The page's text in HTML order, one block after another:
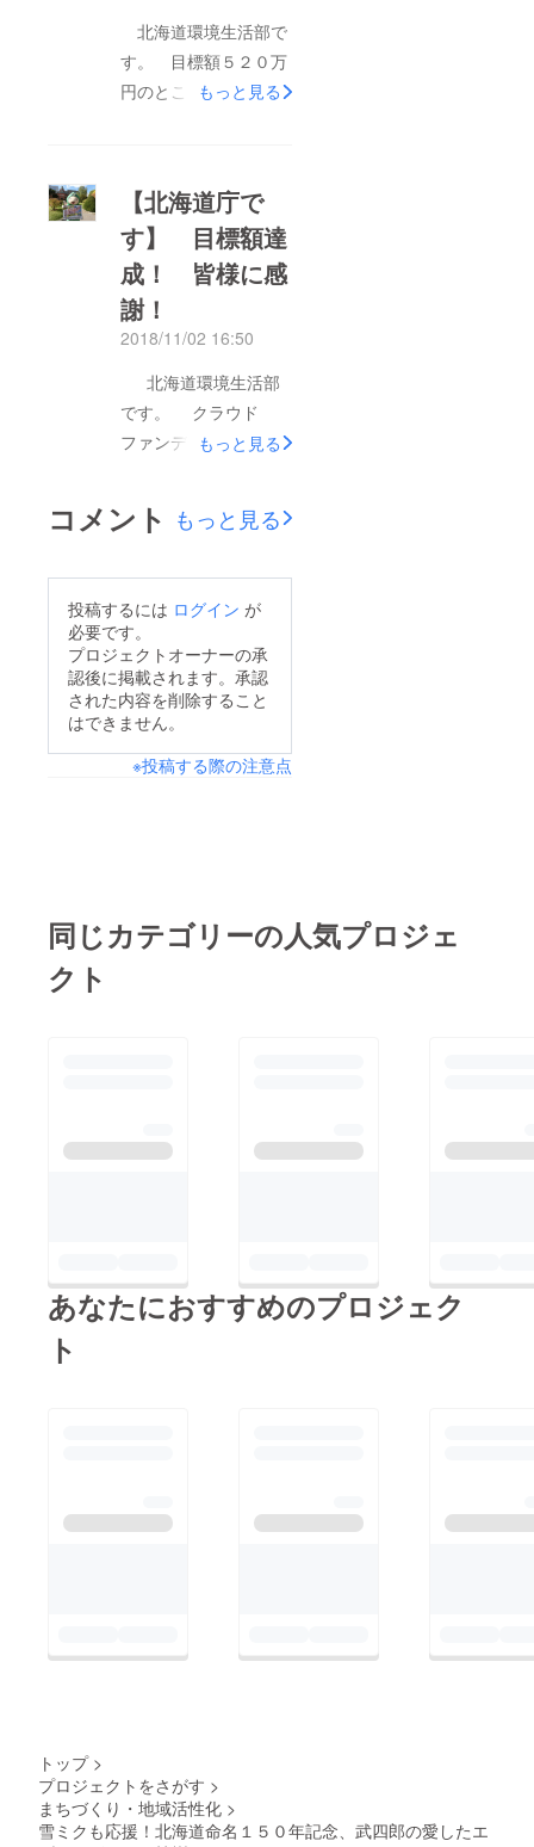
かせてくれそうです
（*^ - ^*）リターン品
の記念プレートも設置
ております）１５０本
のエゾヤマザクラは、
既存の桜との配置など
を考え、北海道博物館
と北海道開拓の村に植
樹しております。是
クには、野幌森林公園
に足をお運び頂き、桜
をご覧下さい！また、
海道博物館の企画テー
１９」（現代の作り手
によるアイヌ刺繍作
品）や、北海道開拓の
村の「春・むら・ロマ
ン」（大道芸人の実演
やバターづくり、べこ
餅の提供など）を始
め、各種の展示、イベ
いです。＜イベント情
p/
北海道環境生活部で
す。 目標額５２０万
円のところ、５２１万
ヤマザクラ１５０本
を、無事、植樹するこ
とができましたので、
ご報告いたします。
北海道では、これか
え、桜たちも深い雪の
中、眠りにつきま
す。 来春、雪融け後
すが、花を咲かせるこ
とと考えておりま
幌森林公園に足をお運
びください。 桜とと
もに、野幌森林公園の
自然や、北海道博物
館、北海道開拓の村で
て頂ければ幸いで
この度は、本当にあり
がとうございました。
もっと見る
【北海道庁で
す】 目標額達
成！ 皆様に感
謝！
2018/11/02 16:50
北海道環境生活部
です。 クラウド
ファンディング最終日
万円のところ、５２１
万５，５００円のご寄
皆様のご支援、本当に
ありがとうございまし
た。 現在、野幌森
林公園での植樹を進め
命名１５０年を記念し
ます！ リターンに
つきましては、現在、
もっと見る
コメント もっと見る
投稿するには ログイン が
必要です。
プロジェクトオーナーの承
認後に掲載されます。承認
された内容を削除すること
はできません。
※投稿する際の注意点
同じカテゴリーの人気プロジェ
クト
あなたにおすすめのプロジェク
ト
トップ >
プロジェクトをさがす >
まちづくり・地域活性化 >
雪ミクも応援！北海道命名１５０年記念、武四郎の愛したエ